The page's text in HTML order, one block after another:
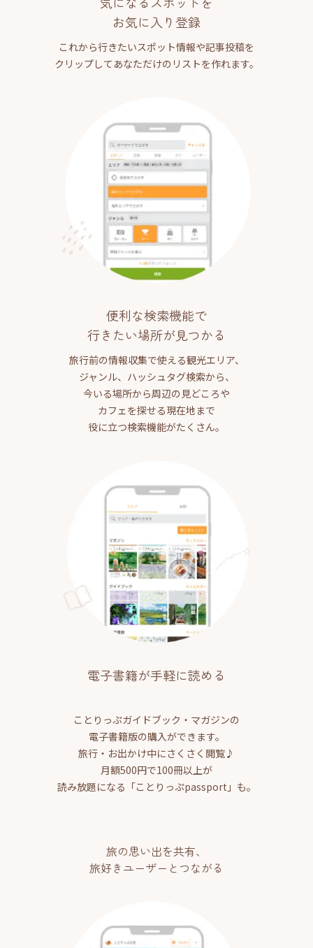
お気に入り登録
これから行きたいスポット情報や記事投稿を
クリップしてあなただけのリストを作れます。
便利な検索機能で
行きたい場所が見つかる
旅行前の情報収集で使える観光エリア、
ジャンル、ハッシュタグ検索から、
今いる場所から周辺の見どころや
カフェを探せる現在地まで
役に立つ検索機能がたくさん。
電子書籍が手軽に読める
ことりっぷガイドブック・マガジンの
電子書籍版の購入ができます。
旅行・お出かけ中にさくさく閲覧♪
月額500円で100冊以上が
読み放題になる「ことりっぷpassport」も。
旅の思い出を共有、
旅好きユーザーとつながる